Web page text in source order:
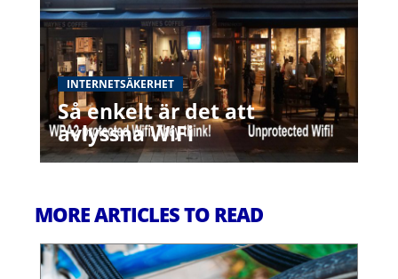
INTERNETSÄKERHET
Så enkelt är det att
avlyssna WiFi
MORE ARTICLES TO READ